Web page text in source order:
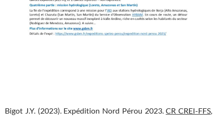
Bigot J.Y. (2023). Expédition Nord Pérou 2023.CR CREI-FFS,